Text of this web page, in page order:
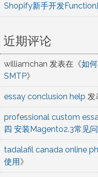
Shopify新手开发Function
近期评论
williamchan 发表在《如
SMTP》
essay conclusion help 发
professional custom
四 安装Magento2.3常见
tadalafil canada online
使用》